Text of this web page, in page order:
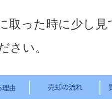
取った時に少し
さい。